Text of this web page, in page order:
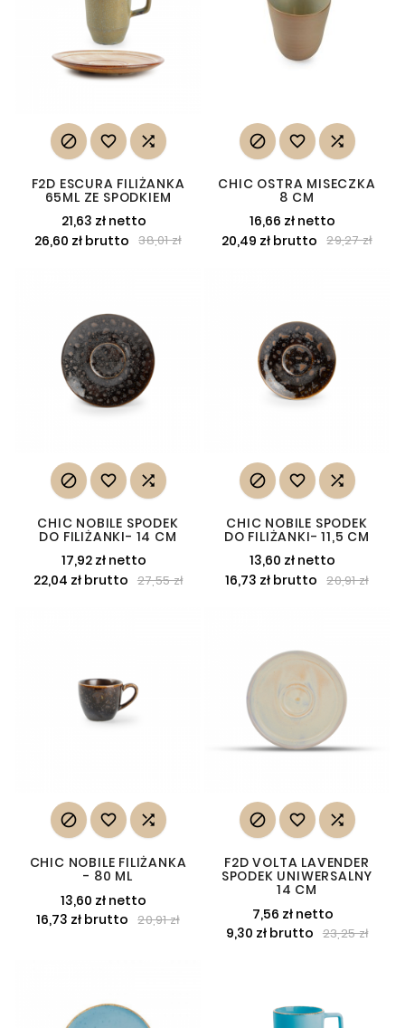
  
F2D ESCURA FILIŻANKA
65ML ZE SPODKIEM
21,63 zł netto
26,60 zł brutto 38,01 zł
  
CHIC OSTRA MISECZKA
8 CM
16,66 zł netto
20,49 zł brutto 29,27 zł
  
CHIC NOBILE SPODEK
DO FILIŻANKI- 14 CM
17,92 zł netto
22,04 zł brutto 27,55 zł
  
CHIC NOBILE SPODEK
DO FILIŻANKI- 11,5 CM
13,60 zł netto
16,73 zł brutto 20,91 zł
  
CHIC NOBILE FILIŻANKA
- 80 ML
13,60 zł netto
16,73 zł brutto 20,91 zł
  
F2D VOLTA LAVENDER
SPODEK UNIWERSALNY
14 CM
7,56 zł netto
9,30 zł brutto 23,25 zł